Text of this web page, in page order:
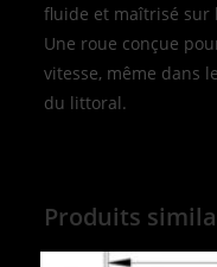
fluide et maîtrisé sur
Une roue conçue
vitesse, même dans
du littoral.
Produits